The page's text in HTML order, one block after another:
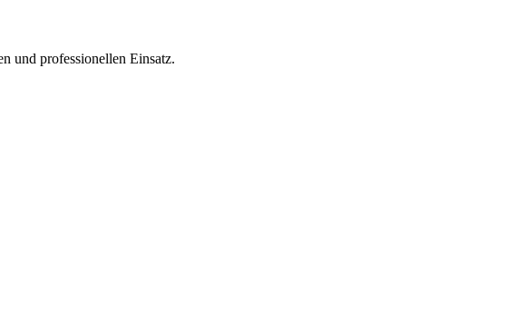
und professionellen Einsatz.